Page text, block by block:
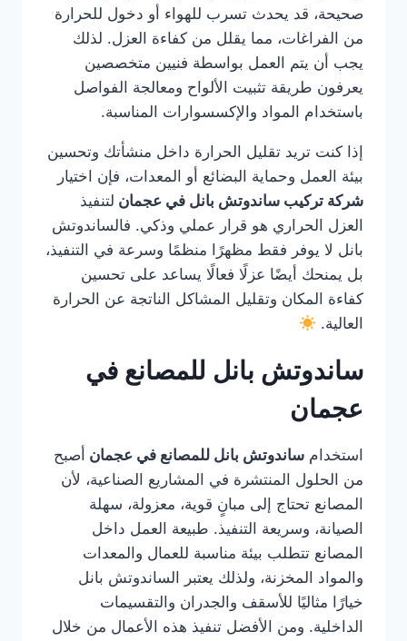
صحيحة، قد يحدث تسرب للهواء أو دخول للحرارة
من الفراغات، مما يقلل من كفاءة العزل. لذلك
يجب أن يتم العمل بواسطة فنيين متخصصين
يعرفون طريقة تثبيت الألواح ومعالجة الفواصل
باستخدام المواد والإكسسوارات المناسبة.
إذا كنت تريد تقليل الحرارة داخل منشأتك وتحسين
بيئة العمل وحماية البضائع أو المعدات، فإن اختيار
شركة تركيب ساندوتش بانل في عجمان لتنفيذ
العزل الحراري هو قرار عملي وذكي. فالساندوتش
بانل لا يوفر فقط مظهرًا منظمًا وسرعة في التنفيذ،
بل يمنحك أيضًا عزلًا فعالًا يساعد على تحسين
كفاءة المكان وتقليل المشاكل الناتجة عن الحرارة
العالية.
ساندوتش بانل للمصانع في
عجمان
استخدام ساندوتش بانل للمصانع في عجمان أصبح
من الحلول المنتشرة في المشاريع الصناعية، لأن
المصانع تحتاج إلى مبانٍ قوية، معزولة، سهلة
الصيانة، وسريعة التنفيذ. طبيعة العمل داخل
المصانع تتطلب بيئة مناسبة للعمال والمعدات
والمواد المخزنة، ولذلك يعتبر الساندوتش بانل
خيارًا مثاليًا للأسقف والجدران والتقسيمات
الداخلية. ومن الأفضل تنفيذ هذه الأعمال من خلال